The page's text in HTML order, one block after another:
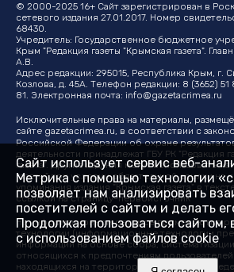
© 2000-2025 16+ Сайт зарегистрирован в
сетевого издания 27.01.2017. Номер
68430.
Учредитель: Государственное бюджетное
Крым "Редакция газеты "Крымская газета".
А.В.
Адрес редакции: 295015, Республика Крым, г.
Козлова, д. 45А. Телефон редакции: 8 (3652) 51
81. Электронная почта: info@gazetacrimea.ru
Исключительные права на материалы,
сайте gazetacrimea.ru, в соответствии с
Российской Федерации об охране
деятельности принадлежат ГБУ РК "Редакция
газета". Другие издания могут использовать
газеты" при условии обязательной ссылки на
упоминания издания "Крымская газета" в
ссылкой на страницу-первоисточник
На информационном ресурсе применяются
технологии (информационные технологии
информации на основе сбора,
относящихся к предпочтениям
находящихся на территории Российской
Сайт использует сервис веб-
Метрика с помощью технологии
позволяет нам анализировать
посетителей с сайтом и делать
Продолжая пользоваться сайтом,
с использованием файлов cookie